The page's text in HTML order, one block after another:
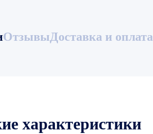
ОтзывыДоставка и оплата
характеристики